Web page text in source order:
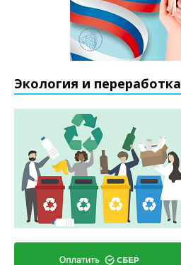
Экология и переработка